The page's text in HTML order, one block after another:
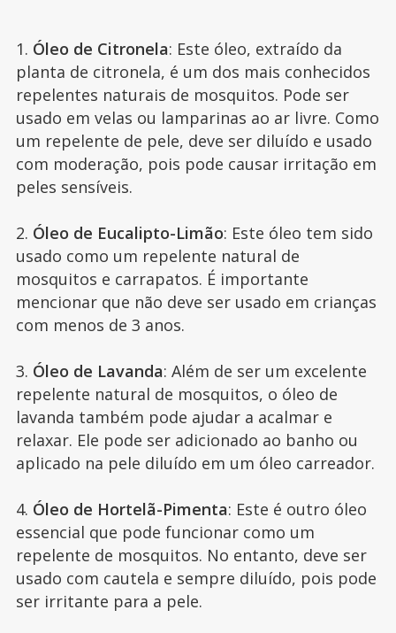
1. Óleo de Citronela: Este óleo, extraído da
planta de citronela, é um dos mais conhecidos
repelentes naturais de mosquitos. Pode ser
usado em velas ou lamparinas ao ar livre. Como
um repelente de pele, deve ser diluído e usado
com moderação, pois pode causar irritação em
peles sensíveis.
2. Óleo de Eucalipto-Limão: Este óleo tem sido
usado como um repelente natural de
mosquitos e carrapatos. É importante
mencionar que não deve ser usado em crianças
com menos de 3 anos.
3. Óleo de Lavanda: Além de ser um excelente
repelente natural de mosquitos, o óleo de
lavanda também pode ajudar a acalmar e
relaxar. Ele pode ser adicionado ao banho ou
aplicado na pele diluído em um óleo carreador.
4. Óleo de Hortelã-Pimenta: Este é outro óleo
essencial que pode funcionar como um
repelente de mosquitos. No entanto, deve ser
usado com cautela e sempre diluído, pois pode
ser irritante para a pele.